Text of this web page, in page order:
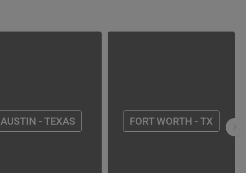
AUSTIN - TEXAS FORT WORTH - TX